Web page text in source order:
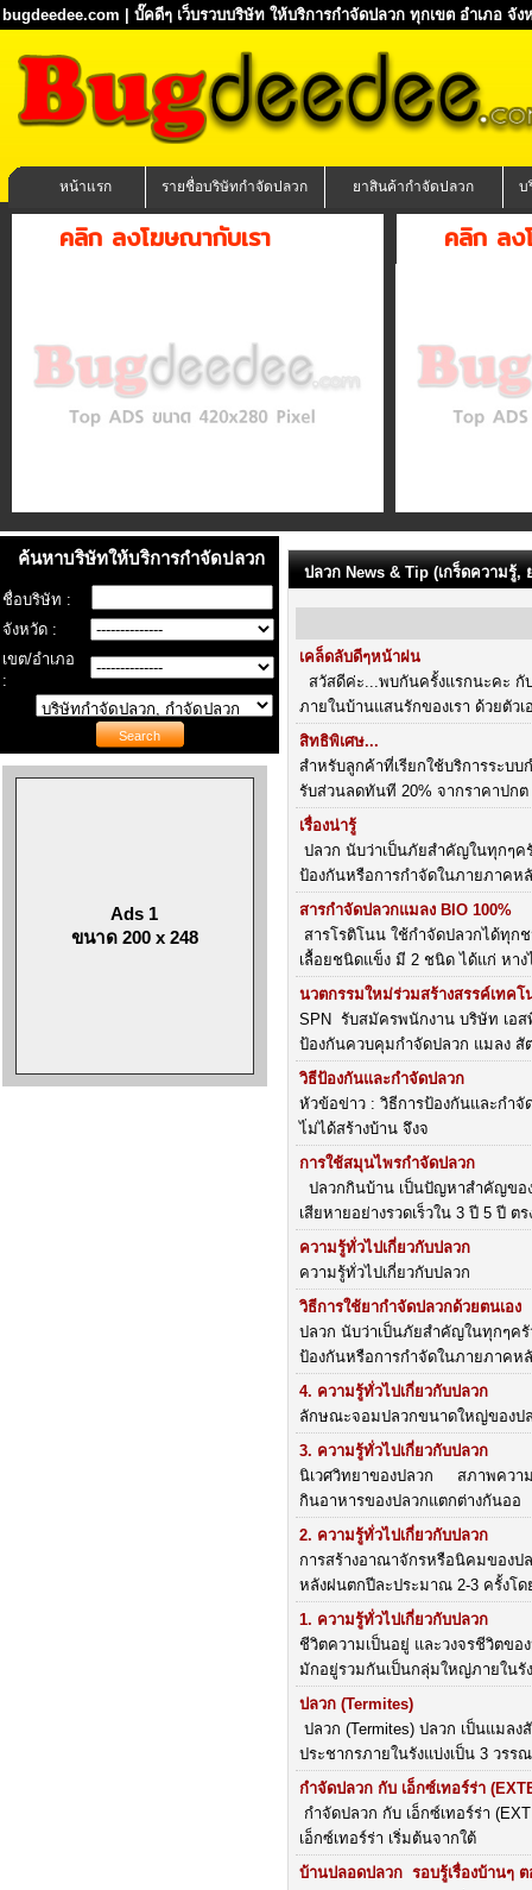
bugdeedee.com | บั๊คดีๆ เว็บรวบบริษัท ให้บริการกำจัดปลวก ทุกเขต อำเภอ จั
หน้าแรก รายชื่อบริษัทกำจัดปลวก ยาสินค้ากำจัดปลวก บ
คลิก ลงโฆษณากับเรา คลิก ลง
ค้นหาบริษัทให้บริการกำจัดปลวก
ชื่อบริษัท :
จังหวัด :
เขต/อำเภอ
:
Ads 1
ขนาด 200 x 248
ปลวก News & Tip (เกร็ดความรู้
เคล็ดลับดีๆหน้าฝน
สวัสดีค่ะ...พบกันครั้งแรกนะคะ กั
ภายในบ้านแสนรักของเรา ด้วยตัวเ
สิทธิพิเศษ...
สำหรับลูกค้าที่เรียกใช้บริการระบ
รับส่วนลดทันที 20% จากราคาปกต
เรื่องน่ารู้
ปลวก นับว่าเป็นภัยสำคัญในทุกๆค
ป้องกันหรือการกำจัดในภายภาคห
สารกำจัดปลวกแมลง BIO 100%
สารโรติโนน ใช้กำจัดปลวกได้ทุก
เลื้อยชนิดแข็ง มี 2 ชนิด ได้แก่ หาง
นวตกรรมใหม่ร่วมสร้างสรรค์เทค
SPN รับสมัครพนักงาน บริษัท เอส
ป้องกันควบคุมกำจัดปลวก แมลง สั
วิธีป้องกันและกำจัดปลวก
หัวข้อข่าว : วิธีการป้องกันและกำ
ไ่ม่ได้สร้างบ้าน จึงจ
การใช้สมุนไพรกำจัดปลวก
ปลวกกินบ้าน เป็นปัญหาสำคัญขอ
เสียหายอย่างรวดเร็วใน 3 ปี 5 ปี ต
ความรู้ทั่วไปเกี่ยวกับปลวก
ความรู้ทั่วไปเกี่ยวกับปลวก
วิธีการใช้ยากำจัดปลวกด้วยตนเอง
ปลวก นับว่าเป็นภัยสำคัญในทุกๆครั
ป้องกันหรือการกำจัดในภายภาคห
4. ความรู้ทั่วไปเกี่ยวกับปลวก
ลักษณะจอมปลวกขนาดใหญ่ของป
3. ความรู้ทั่วไปเกี่ยวกับปลวก
นิเวศวิทยาของปลวก สภาพความ
กินอาหารของปลวกแตกต่างกันออ
2. ความรู้ทั่วไปเกี่ยวกับปลวก
การสร้างอาณาจักรหรือนิคมของป
หลังฝนตกปีละประมาณ 2-3 ครั้งโด
1. ความรู้ทั่วไปเกี่ยวกับปลวก
ชีวิตความเป็นอยู่ และวงจรชีวิตข
มักอยู่รวมกันเป็นกลุ่มใหญ่ภายในรั
ปลวก (Termites)
ปลวก (Termites) ปลวก เป็นแมล
ประชากรภายในรังแบ่งเป็น 3 วรร
กำจัดปลวก กับ เอ็กซ์เทอร์ร่า
กำจัดปลวก กับ เอ็กซ์เทอร์ร่า
เอ็กซ์เทอร์ร่า เริ่มต้นจากใต้
บ้านปลอดปลวก  รอบรู้เรื่องบ้านๆ